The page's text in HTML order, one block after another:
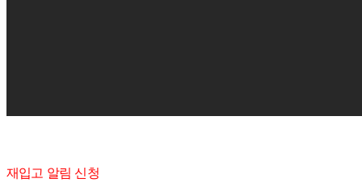
재입고 알림 신청